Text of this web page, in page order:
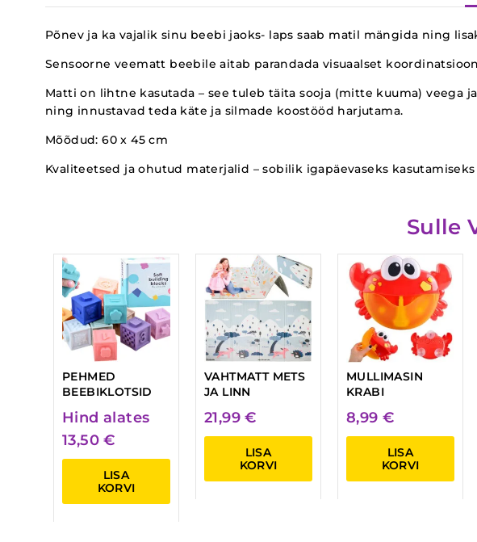
Põnev ja ka vajalik sinu beebi jaoks- laps saab matil mängida ning
Sensoorne veematt beebile aitab parandada visuaalset
Matti on lihtne kasutada – see tuleb täita sooja (mitte kuuma) veega
ning innustavad teda käte ja silmade koostööd harjutama.
Mõõdud: 60 x 45 cm
Kvaliteetsed ja ohutud materjalid – sobilik igapäevaseks kasutamiseks
Sulle
PEHMED
BEEBIKLOTSID
Hind alates
13,50€
LISA
KORVI
VAHTMATT METS
JA LINN
21,99€
LISA
KORVI
MULLIMASIN
KRABI
8,99 €
LISA
KORVI